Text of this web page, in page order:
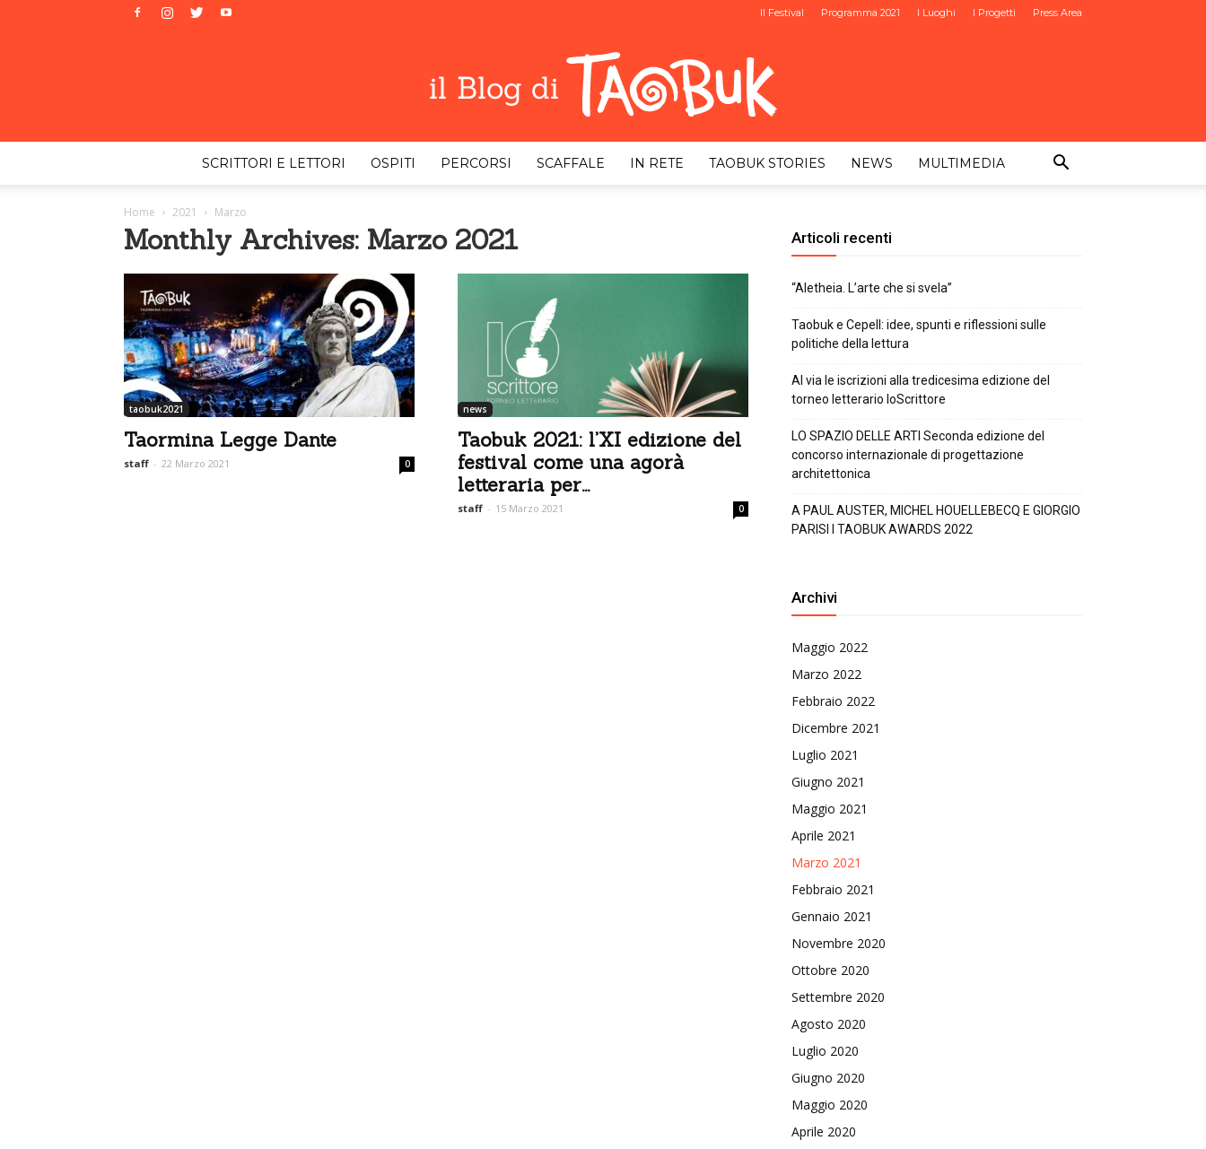
Il Festival Programma 2021 I Luoghi I Progetti Press Area
SCRITTORI E LETTORI OSPITI PERCORSI SCAFFALE IN RETE TAOBUK STORIES NEWS MULTIMEDIA
Home 2021 Marzo
Monthly Archives: Marzo 2021
taobuk2021
Taormina Legge Dante
staff - 22 Marzo 2021 0
news
Taobuk 2021: l’XI edizione del
festival come una agorà
letteraria per...
staff - 15 Marzo 2021 0
Articoli recenti
“Aletheia. L’arte che si svela”
Taobuk e Cepell: idee, spunti e riflessioni sulle
politiche della lettura
Al via le iscrizioni alla tredicesima edizione del
torneo letterario IoScrittore
LO SPAZIO DELLE ARTI Seconda edizione del
concorso internazionale di progettazione
architettonica
A PAUL AUSTER, MICHEL HOUELLEBECQ E GIORGIO
PARISI I TAOBUK AWARDS 2022
Archivi
Maggio 2022
Marzo 2022
Febbraio 2022
Dicembre 2021
Luglio 2021
Giugno 2021
Maggio 2021
Aprile 2021
Marzo 2021
Febbraio 2021
Gennaio 2021
Novembre 2020
Ottobre 2020
Settembre 2020
Agosto 2020
Luglio 2020
Giugno 2020
Maggio 2020
Aprile 2020